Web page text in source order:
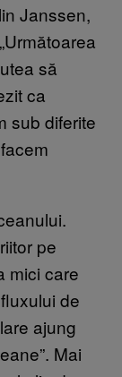
Janssen,
să
ca
sub diferite
pe
mici care
de
ajung
Mai